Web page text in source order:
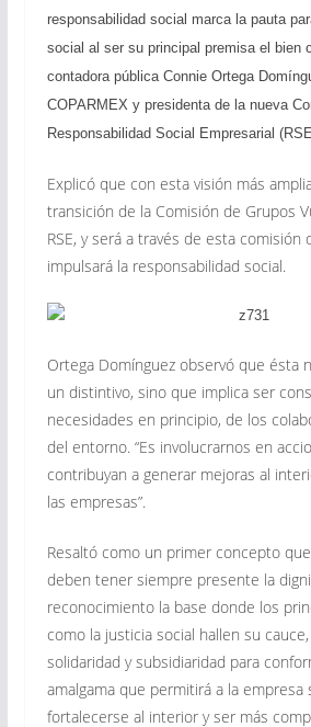
responsabilidad social marca la pauta
social al ser su principal premisa el bien
contadora pública Connie Ortega
COPARMEX y presidenta de la nueva
Responsabilidad Social Empresarial
Explicó que con esta visión más
transición de la Comisión de Grupos
RSE, y será a través de esta comisión
impulsará la responsabilidad social.
Ortega Domínguez observó que ésta
un distintivo, sino que implica ser
necesidades en principio, de los
del entorno. “Es involucrarnos en
contribuyan a generar mejoras al
las empresas”.
Resaltó como un primer concepto
deben tener siempre presente la
reconocimiento la base donde los
como la justicia social hallen su
solidaridad y subsidiaridad para
amalgama que permitirá a la empresa
fortalecerse al interior y ser más